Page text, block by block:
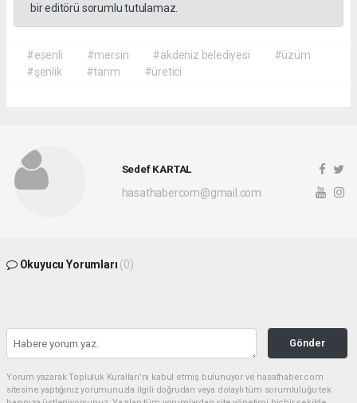
bir editörü sorumlu tutulamaz.
#esenli #mersin #akdeniz belediyesi
#üzüm
#şenlik
#tarım #üretici
Sedef KARTAL
hasathabercom@gmail.com
Okuyucu Yorumları (0)
Gönder
Yorum yazarak Topluluk Kuralları’nı kabul etmiş bulunuyor ve hasathaber.com
sitesine yaptığınız yorumunuzla ilgili doğrudan veya dolaylı tüm sorumluluğu tek